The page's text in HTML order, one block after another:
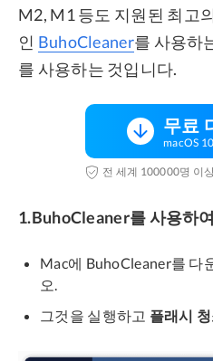
M2, M1 등도 지원된 최고
인 BuhoCleaner를 사용하
를 사용하는 것입니다.
무료
macOS
전 세계 100000명 이
1.BuhoCleaner를 사용하
Mac에 BuhoCleaner를 다
오.
그것을 실행하고 플래시